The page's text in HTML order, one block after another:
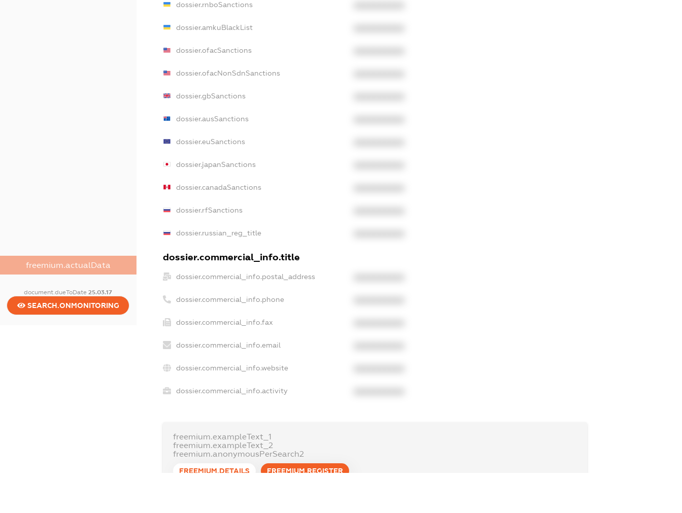
freemium.actualData
document.dueToDate25.03.17
SEARCH.ONMONITORING
dossier.rnboSanctions
dossier.amkuBlackList
dossier.ofacSanctions
dossier.ofacNonSdnSanctions
dossier.gbSanctions
dossier.ausSanctions
dossier.euSanctions
dossier.japanSanctions
dossier.canadaSanctions
dossier.rfSanctions
dossier.russian_reg_title
dossier.commercial_info.title
dossier.commercial_info.postal_address
dossier.commercial_info.phone
dossier.commercial_info.fax
dossier.commercial_info.email
dossier.commercial_info.website
dossier.commercial_info.activity
freemium.exampleText_1
freemium.exampleText_2
freemium.anonymousPerSearch2
FREEMIUM.DETAILS FREEMIUM.REGISTER